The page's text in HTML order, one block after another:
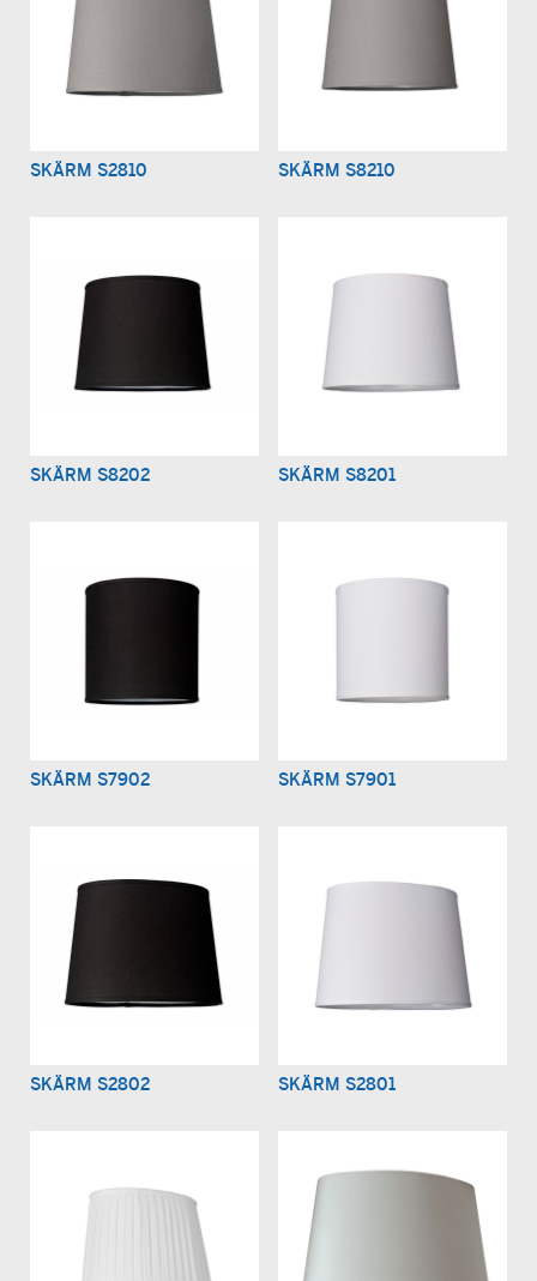
SKÄRM S2810 SKÄRM S8210
SKÄRM S8202 SKÄRM S8201
SKÄRM S7902 SKÄRM S7901
SKÄRM S2802 SKÄRM S2801